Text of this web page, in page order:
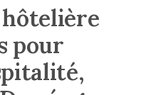
pour